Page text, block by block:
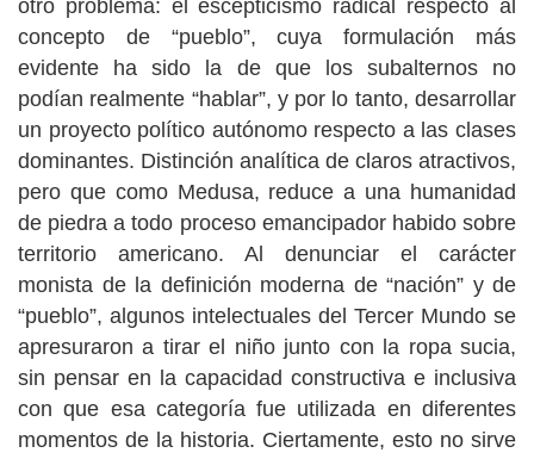
otro problema: el escepticismo radical respecto al
concepto de “pueblo”, cuya formulación más
evidente ha sido la de que los subalternos no
podían realmente “hablar”, y por lo tanto, desarrollar
un proyecto político autónomo respecto a las clases
dominantes. Distinción analítica de claros atractivos,
pero que como Medusa, reduce a una humanidad
de piedra a todo proceso emancipador habido sobre
territorio americano. Al denunciar el carácter
monista de la definición moderna de “nación” y de
“pueblo”, algunos intelectuales del Tercer Mundo se
apresuraron a tirar el niño junto con la ropa sucia,
sin pensar en la capacidad constructiva e inclusiva
con que esa categoría fue utilizada en diferentes
momentos de la historia. Ciertamente, esto no sirve